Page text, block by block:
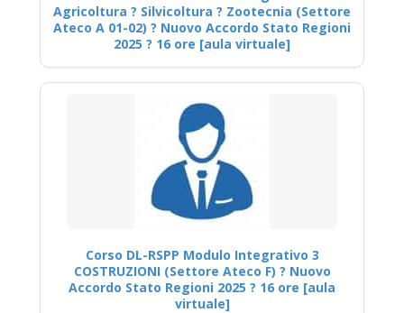
Agricoltura ? Silvicoltura ? Zootecnia (Settore
Ateco A 01-02) ? Nuovo Accordo Stato Regioni
2025 ? 16 ore [aula virtuale]
Corso DL-RSPP Modulo Integrativo 3
COSTRUZIONI (Settore Ateco F) ? Nuovo
Accordo Stato Regioni 2025 ? 16 ore [aula
virtuale]